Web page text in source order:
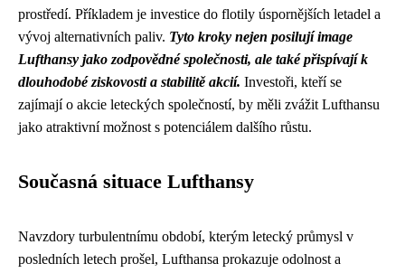
prostředí. Příkladem je investice do flotily úspornějších letadel a
vývoj alternativních paliv. Tyto kroky nejen posilují image
Lufthansy jako zodpovědné společnosti, ale také přispívají k
dlouhodobé ziskovosti a stabilitě akcií. Investoři, kteří se
zajímají o akcie leteckých společností, by měli zvážit Lufthansu
jako atraktivní možnost s potenciálem dalšího růstu.
Současná situace Lufthansy
Navzdory turbulentnímu období, kterým letecký průmysl v
posledních letech prošel, Lufthansa prokazuje odolnost a